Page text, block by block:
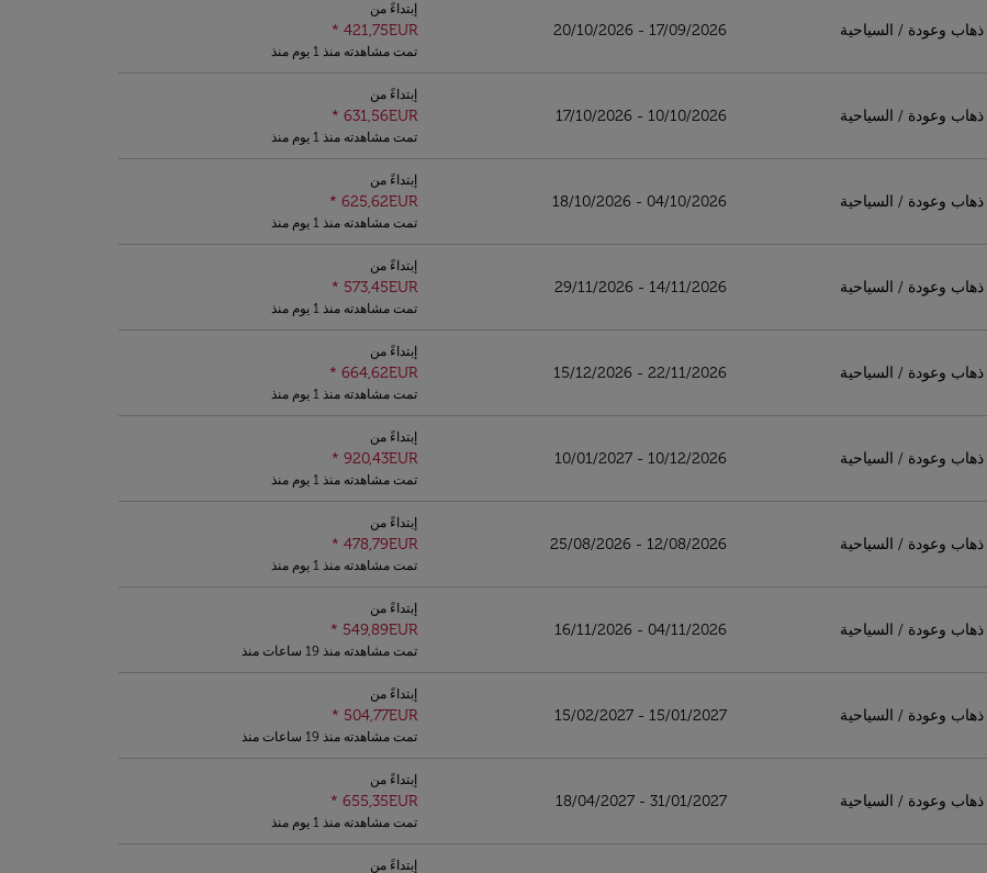
ذهاب وعودة / السياحية 17/09/2026 - 20/10/2026
إبتداءً من
421,75EUR
*
تمت مشاهدته منذ 1 يوم منذ
ذهاب وعودة / السياحية 10/10/2026 - 17/10/2026
إبتداءً من
631,56EUR
*
تمت مشاهدته منذ 1 يوم منذ
ذهاب وعودة / السياحية 04/10/2026 - 18/10/2026
إبتداءً من
625,62EUR
*
تمت مشاهدته منذ 1 يوم منذ
ذهاب وعودة / السياحية 14/11/2026 - 29/11/2026
إبتداءً من
573,45EUR
*
تمت مشاهدته منذ 1 يوم منذ
ذهاب وعودة / السياحية 22/11/2026 - 15/12/2026
إبتداءً من
664,62EUR
*
تمت مشاهدته منذ 1 يوم منذ
ذهاب وعودة / السياحية 10/12/2026 - 10/01/2027
إبتداءً من
920,43EUR
*
تمت مشاهدته منذ 1 يوم منذ
ذهاب وعودة / السياحية 12/08/2026 - 25/08/2026
إبتداءً من
478,79EUR
*
تمت مشاهدته منذ 1 يوم منذ
ذهاب وعودة / السياحية 04/11/2026 - 16/11/2026
إبتداءً من
549,89EUR
*
تمت مشاهدته منذ 19 ساعات منذ
ذهاب وعودة / السياحية 15/01/2027 - 15/02/2027
إبتداءً من
504,77EUR
*
تمت مشاهدته منذ 19 ساعات منذ
ذهاب وعودة / السياحية 31/01/2027 - 18/04/2027
إبتداءً من
655,35EUR
*
تمت مشاهدته منذ 1 يوم منذ
إبتداءً من